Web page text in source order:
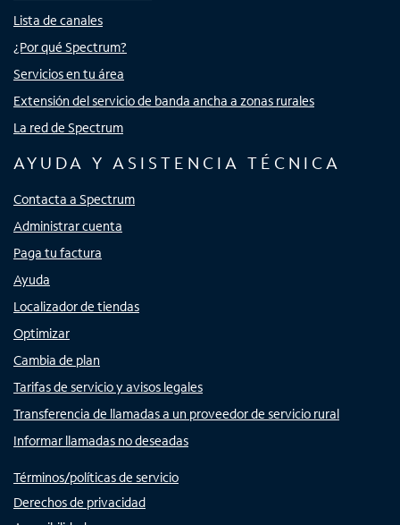
Lista de canales
¿Por qué Spectrum?
Servicios en tu área
Extensión del servicio de banda ancha a zonas rurales
La red de Spectrum
AYUDA Y ASISTENCIA TÉCNICA
Contacta a Spectrum
Administrar cuenta
Paga tu factura
Ayuda
Localizador de tiendas
Optimizar
Cambia de plan
Tarifas de servicio y avisos legales
Transferencia de llamadas a un proveedor de servicio rural
Informar llamadas no deseadas
Términos/políticas de servicio
Derechos de privacidad